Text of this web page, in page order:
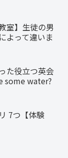
室】生徒の男
よって違いま
た役立つ英会
some water?
7つ【体験